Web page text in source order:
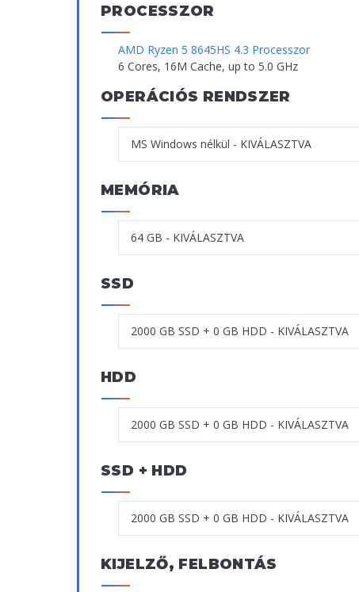
PROCESSZOR
AMD Ryzen 5 8645HS 4.3 Processzor
6 Cores, 16M Cache, up to 5.0 GHz
OPERÁCIÓS RENDSZER
MEMÓRIA
SSD
HDD
SSD + HDD
KIJELZŐ, FELBONTÁS